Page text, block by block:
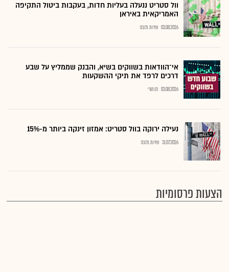
וול סטריט ננעלה בעליות חדות, בעקבות ביטול התקיפה
האמריקאית באיראן
03.08.2026 שירות גלובס
אי־הוודאות בשווקים בשיא, והבנק שממליץ על שבע
דרכים לרפד את תיקי ההשקעות
03.08.2026 רם מורי
נעילה ירוקה בוול סטריט: אמזון זינקה ביותר מ-15%
31.07.2026 שירות גלובס
הצעות פרסומיות